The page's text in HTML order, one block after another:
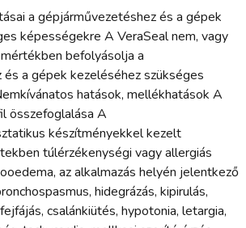
a gépjárművezetéshez és a gépek
képességekre A VeraSeal nem, vagy
befolyásolja a
a gépek kezeléséhez szükséges
hatások, mellékhatások A
összefoglalása A
készítményekkel kezelt
túlérzékenységi vagy allergiás
az alkalmazás helyén jelentkező
hidegrázás, kipirulás,
csalánkiütés, hypotonia, letargia,